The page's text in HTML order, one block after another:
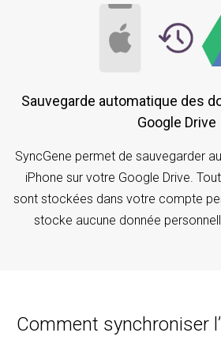
Sauvegarde automatique des données iPhone sur
Google Drive
SyncGene permet de sauvegarder
iPhone sur votre Google Drive.
sont stockées dans votre compte
stocke aucune donnée
Comment synchroniser